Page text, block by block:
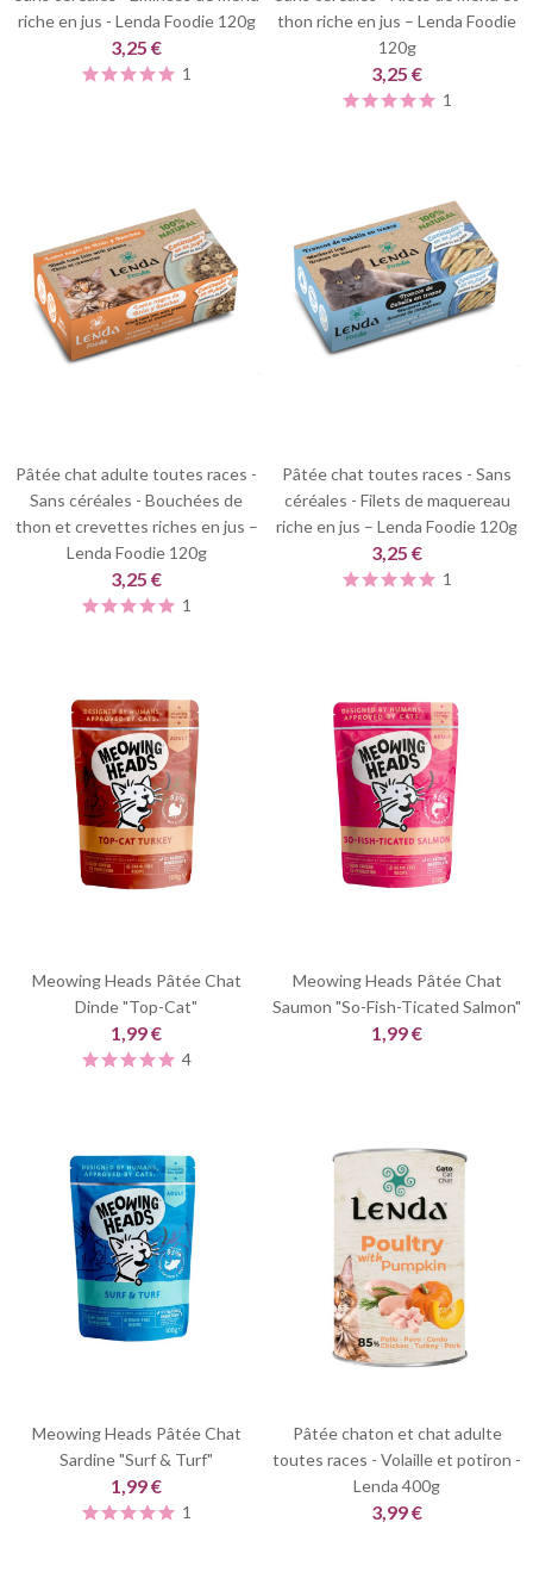
riche en jus - Lenda Foodie 120g
3,25 €
1
thon riche en jus – Lenda Foodie
120g
3,25 €
1
Pâtée chat adulte toutes races -
Sans céréales - Bouchées de
thon et crevettes riches en jus –
Lenda Foodie 120g
3,25 €
1
Pâtée chat toutes races - Sans
céréales - Filets de maquereau
riche en jus – Lenda Foodie 120g
3,25 €
1
Meowing Heads Pâtée Chat
Dinde "Top-Cat"
1,99 €
4
Meowing Heads Pâtée Chat
Saumon "So-Fish-Ticated Salmon"
1,99 €
Meowing Heads Pâtée Chat
Sardine "Surf & Turf"
1,99 €
1
Pâtée chaton et chat adulte
toutes races - Volaille et potiron -
Lenda 400g
3,99 €